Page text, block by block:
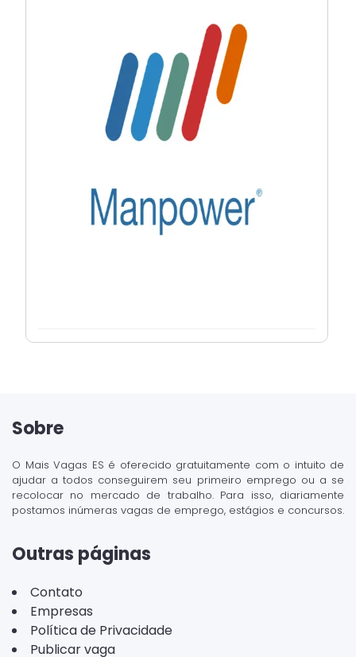
Sobre
O Mais Vagas ES é oferecido gratuitamente com o intuito de
ajudar a todos conseguirem seu primeiro emprego ou a se
recolocar no mercado de trabalho. Para isso, diariamente
postamos inúmeras vagas de emprego, estágios e concursos.
Outras páginas
Contato
Empresas
Política de Privacidade
Publicar vaga